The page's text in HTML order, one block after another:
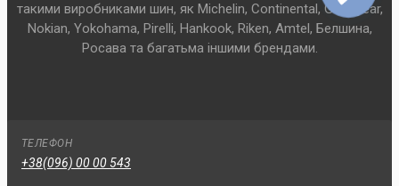
такими виробниками шин, як Michelin, Continental, Goodyear,
Nokian, Yokohama, Pirelli, Hankook, Riken, Amtel, Белшина,
Росава та багатьма іншими брендами.
ТЕЛЕФОН
+38(096) 00 00 543